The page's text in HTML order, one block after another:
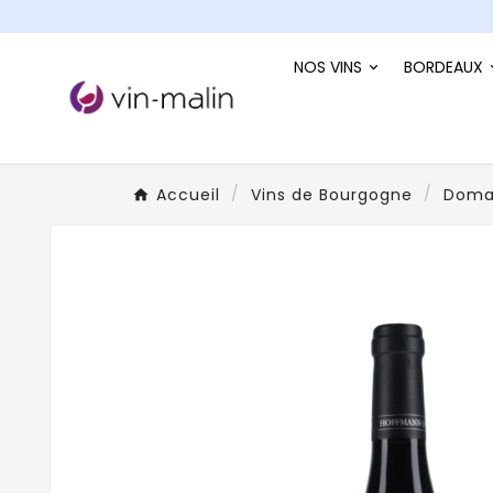
NOS VINS BORDEAUX
Accueil Vins de Bourgogne